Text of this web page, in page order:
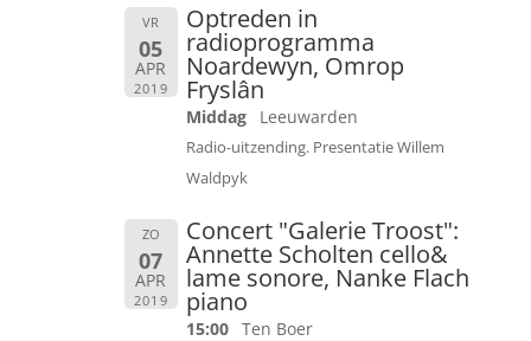
VR
05
APR
2019
Optreden in
radioprogramma
Noardewyn, Omrop
Fryslân
Middag Leeuwarden
Radio-uitzending. Presentatie Willem
Waldpyk
ZO
07
APR
2019
Concert "Galerie Troost":
Annette Scholten cello&
lame sonore, Nanke Flach
piano
15:00 Ten Boer